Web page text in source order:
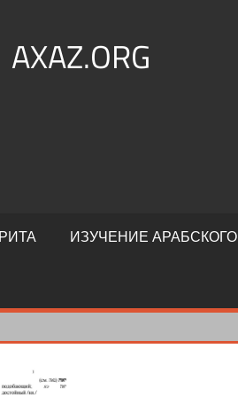
AXAZ.ORG
ИЗУЧЕНИЕ АРАБСКОГО